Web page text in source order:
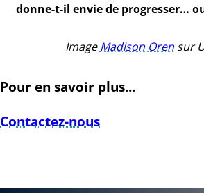
donne-t-il envie de progresser…
ImageMadison Orensur
Pour en savoir plus...
Contactez-nous